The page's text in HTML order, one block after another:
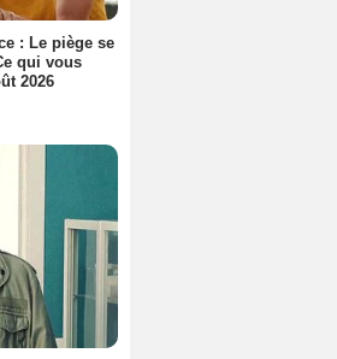
: Le piège se
qui vous
2026